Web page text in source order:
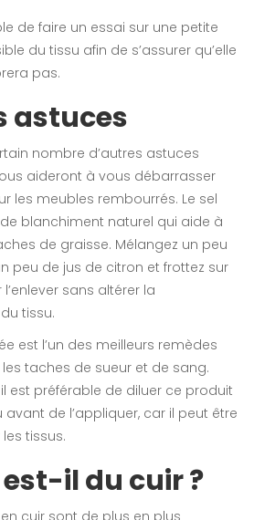
de faire un essai sur une petite
du tissu afin de s’assurer qu’elle
pas.
astuces
nombre d’autres astuces
aideront à vous débarrasser
les meubles rembourrés. Le sel
blanchiment naturel qui aide à
de graisse. Mélangez un peu
peu de jus de citron et frottez sur
sans altérer la
tissu.
est l’un des meilleurs remèdes
taches de sueur et de sang.
est préférable de diluer ce produit
avant de l’appliquer, car il peut être
tissus.
est-il du cuir ?